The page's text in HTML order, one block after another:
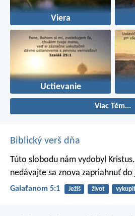
Viera
Uctievanie
Viac Tém...
Biblický verš dňa
Túto slobodu nám vydobyl
nedávajte sa znova zapriahnuť
Galaťanom 5:1 Ježiš život